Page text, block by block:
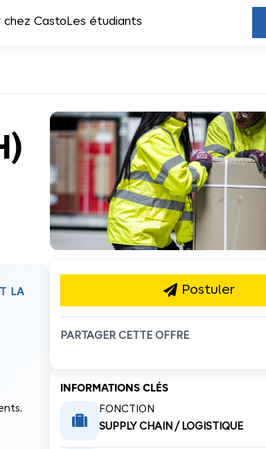
chez CastoLes étudiants
LA
Postuler
PARTAGER CETTE OFFRE
INFORMATIONS CLÉS

FONCTION
SUPPLY CHAIN / LOGISTIQUE